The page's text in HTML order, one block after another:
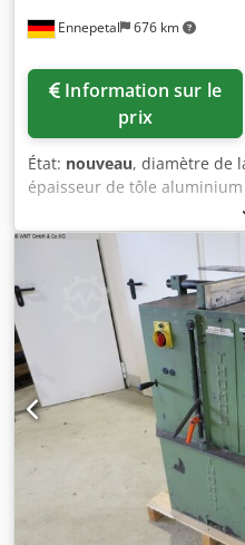
de l’étau : 180 mm
Ennepetal 676 km
prix
État: nouveau, diamètre de
épaisseur de tôle aluminium
, largeur
1 330 mm, Capacité de
Plage de coupe acier rond à
rotation (min.):3 000 tr/min,
3 000 tr/min
, La Gerd Wolff
automatique pour la
pour notre marque de
Maschinenfabrik" par un
Crodpfexb Ur Uex Anmof
fixation pour 15° - 22,5° -
serrage pour blocage sur
de coupe réglable pour
de scie avec interrupteur
par courroie -
Lame de scie facilement